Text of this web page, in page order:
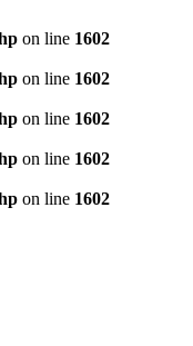
on line 1602
on line 1602
on line 1602
on line 1602
on line 1602